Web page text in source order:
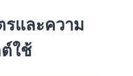
และความ
ใช้